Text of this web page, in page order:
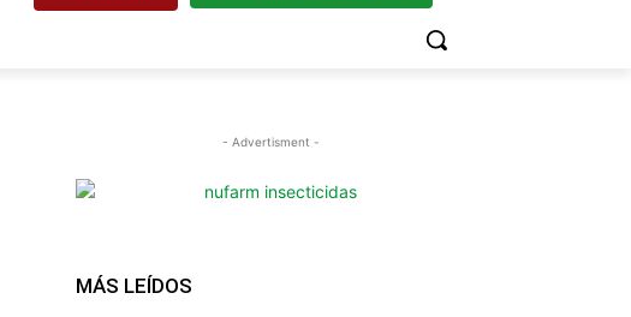
- Advertisment -
MÁS LEÍDOS